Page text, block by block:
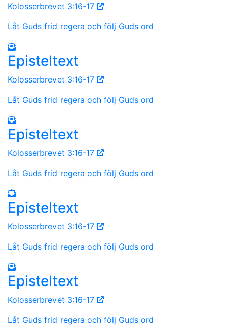
Kolosserbrevet 3:16-17
Låt Guds frid regera och följ Guds ord
Episteltext
Kolosserbrevet 3:16-17
Låt Guds frid regera och följ Guds ord
Episteltext
Kolosserbrevet 3:16-17
Låt Guds frid regera och följ Guds ord
Episteltext
Kolosserbrevet 3:16-17
Låt Guds frid regera och följ Guds ord
Episteltext
Kolosserbrevet 3:16-17
Låt Guds frid regera och följ Guds ord